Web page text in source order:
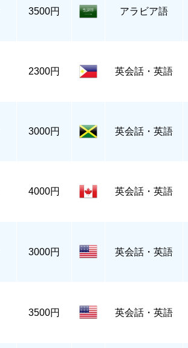
3500円 アラビア語
2300円 英会話・英語
3000円 英会話・英語
4000円 英会話・英語
3000円 英会話・英語
3500円 英会話・英語